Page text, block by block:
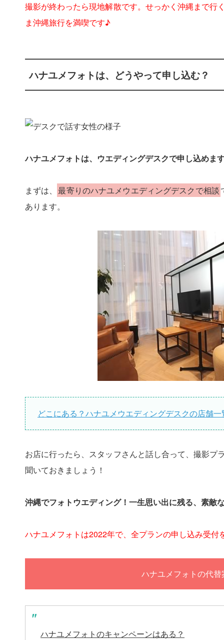
撮影が終わったら現地解散です。せっかく沖縄まで行
ま沖縄旅行を満喫です♪
ハナユメフォトは、どうやって申し込む？
ハナユメフォトは、ウエディングデスクで申し込めま
まずは、 最寄りのハナユメウエディングデスクで相談
あります。
どこにある？ハナユメウエディングデスクの店舗一
お店に行ったら、スタッフさんと話し合って、撮影プ
聞いておきましょう！
沖縄でフォトウエディング！一生思い出に残る、素敵
ハナユメフォトは2022年で、全プランの申し込み受付
ハナユメフォトの代
ハナユメフォトのキャンペーンはある？